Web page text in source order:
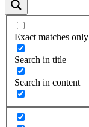
Exact matches only
Search in title
Search in content